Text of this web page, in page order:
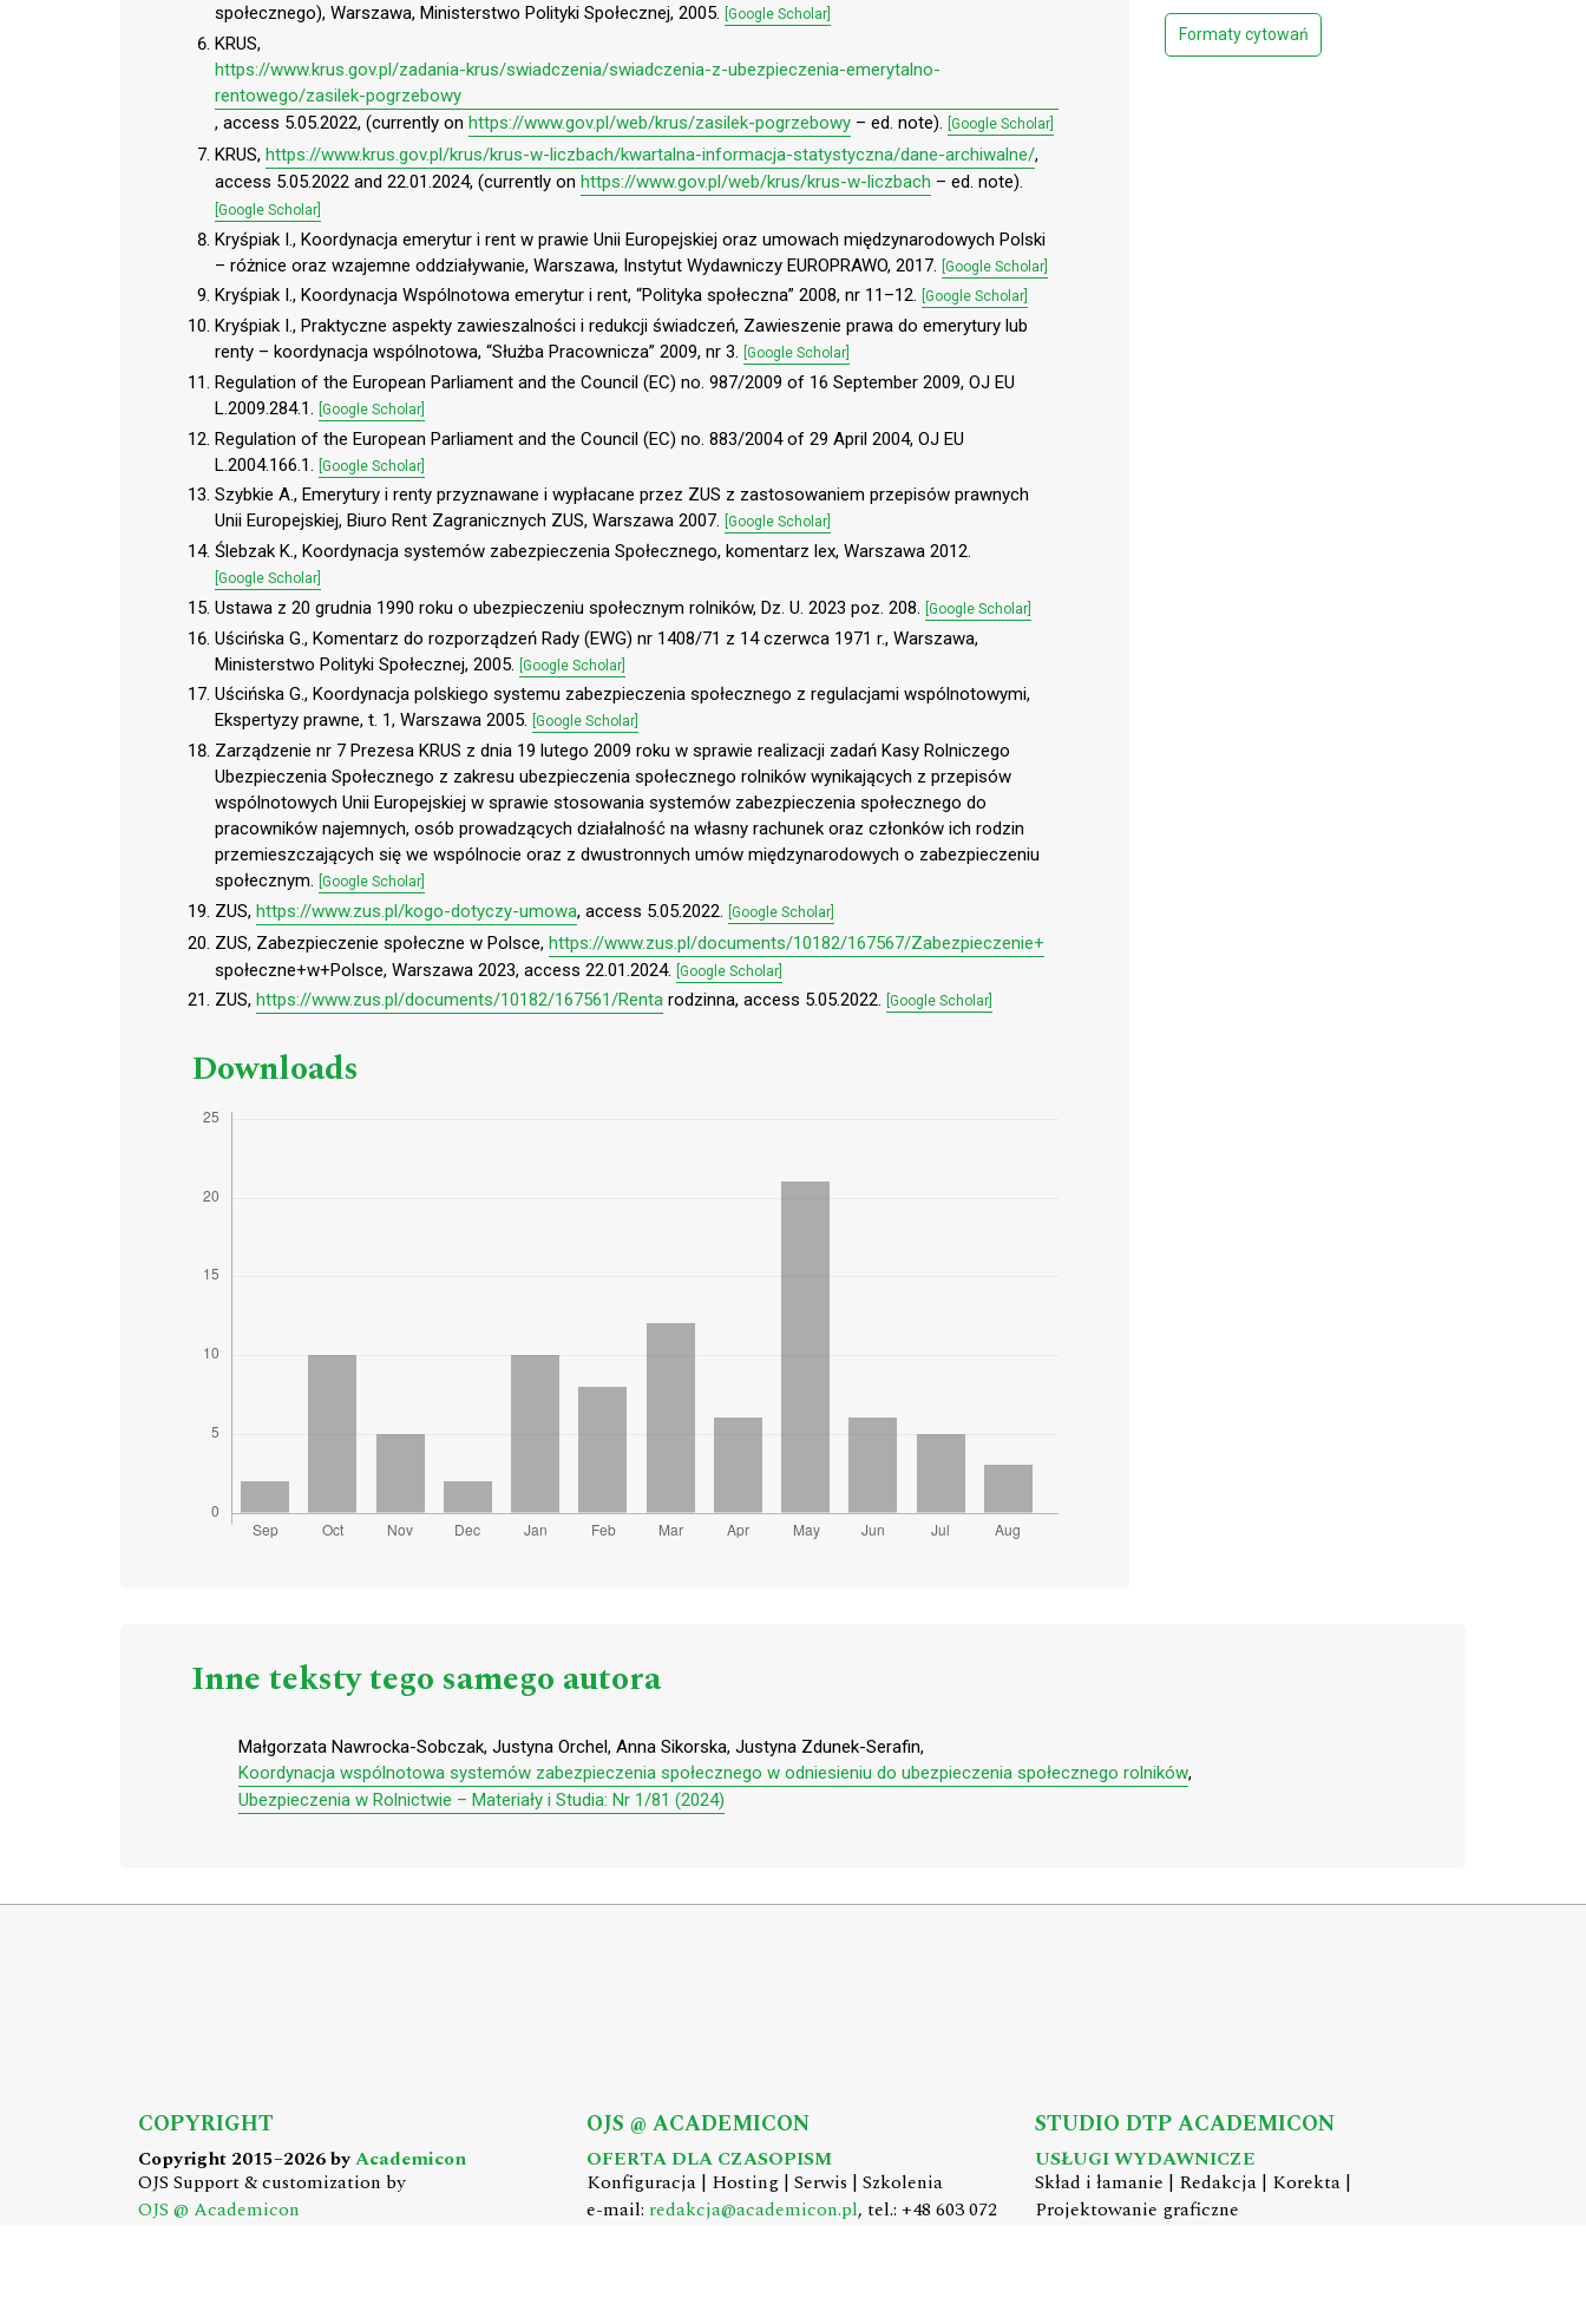
społecznego), Warszawa, Ministerstwo Polityki Społecznej, 2005. [Google Scholar]
KRUS,
https://www.krus.gov.pl/zadania-krus/swiadczenia/swiadczenia-z-ubezpieczenia-emerytalno-
rentowego/zasilek-pogrzebowy
, access 5.05.2022, (currently on https://www.gov.pl/web/krus/zasilek-pogrzebowy – ed. note). [Google Scholar]
KRUS, https://www.krus.gov.pl/krus/krus-w-liczbach/kwartalna-informacja-statystyczna/dane-archiwalne/,
access 5.05.2022 and 22.01.2024, (currently on https://www.gov.pl/web/krus/krus-w-liczbach – ed. note).
[Google Scholar]
Kryśpiak I., Koordynacja emerytur i rent w prawie Unii Europejskiej oraz umowach międzynarodowych Polski
– różnice oraz wzajemne oddziaływanie, Warszawa, Instytut Wydawniczy EUROPRAWO, 2017. [Google Scholar]
Kryśpiak I., Koordynacja Wspólnotowa emerytur i rent, “Polityka społeczna” 2008, nr 11–12. [Google Scholar]
Kryśpiak I., Praktyczne aspekty zawieszalności i redukcji świadczeń, Zawieszenie prawa do emerytury lub
renty – koordynacja wspólnotowa, “Służba Pracownicza” 2009, nr 3. [Google Scholar]
Regulation of the European Parliament and the Council (EC) no. 987/2009 of 16 September 2009, OJ EU
L.2009.284.1. [Google Scholar]
Regulation of the European Parliament and the Council (EC) no. 883/2004 of 29 April 2004, OJ EU
L.2004.166.1. [Google Scholar]
Szybkie A., Emerytury i renty przyznawane i wypłacane przez ZUS z zastosowaniem przepisów prawnych
Unii Europejskiej, Biuro Rent Zagranicznych ZUS, Warszawa 2007. [Google Scholar]
Ślebzak K., Koordynacja systemów zabezpieczenia Społecznego, komentarz lex, Warszawa 2012.
[Google Scholar]
Ustawa z 20 grudnia 1990 roku o ubezpieczeniu społecznym rolników, Dz. U. 2023 poz. 208. [Google Scholar]
Uścińska G., Komentarz do rozporządzeń Rady (EWG) nr 1408/71 z 14 czerwca 1971 r., Warszawa,
Ministerstwo Polityki Społecznej, 2005. [Google Scholar]
Uścińska G., Koordynacja polskiego systemu zabezpieczenia społecznego z regulacjami wspólnotowymi,
Ekspertyzy prawne, t. 1, Warszawa 2005. [Google Scholar]
Zarządzenie nr 7 Prezesa KRUS z dnia 19 lutego 2009 roku w sprawie realizacji zadań Kasy Rolniczego
Ubezpieczenia Społecznego z zakresu ubezpieczenia społecznego rolników wynikających z przepisów
wspólnotowych Unii Europejskiej w sprawie stosowania systemów zabezpieczenia społecznego do
pracowników najemnych, osób prowadzących działalność na własny rachunek oraz członków ich rodzin
przemieszczających się we wspólnocie oraz z dwustronnych umów międzynarodowych o zabezpieczeniu
społecznym. [Google Scholar]
ZUS, https://www.zus.pl/kogo-dotyczy-umowa, access 5.05.2022. [Google Scholar]
ZUS, Zabezpieczenie społeczne w Polsce, https://www.zus.pl/documents/10182/167567/Zabezpieczenie+
społeczne+w+Polsce, Warszawa 2023, access 22.01.2024. [Google Scholar]
ZUS, https://www.zus.pl/documents/10182/167561/Renta rodzinna, access 5.05.2022. [Google Scholar]
Downloads
Formaty cytowań
Inne teksty tego samego autora
Małgorzata Nawrocka-Sobczak, Justyna Orchel, Anna Sikorska, Justyna Zdunek-Serafin,
Koordynacja wspólnotowa systemów zabezpieczenia społecznego w odniesieniu do ubezpieczenia społecznego rolników,
Ubezpieczenia w Rolnictwie – Materiały i Studia: Nr 1/81 (2024)
COPYRIGHT
Copyright 2015–2026 byAcademicon
OJS Support & customization by
OJS @ Academicon
OJS @ ACADEMICON
OFERTA DLA CZASOPISM
Konfiguracja | Hosting | Serwis | Szkolenia
e-mail: redakcja@academicon.pl, tel.: +48 603 072
STUDIO DTP ACADEMICON
USŁUGI WYDAWNICZE
Skład i łamanie | Redakcja | Korekta |
Projektowanie graficzne